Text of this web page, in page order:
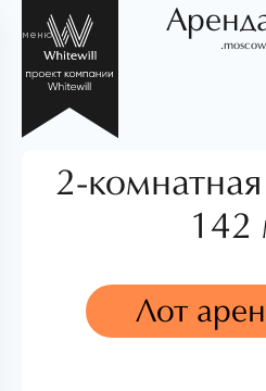
меню
.moscow
2-
142
Лот